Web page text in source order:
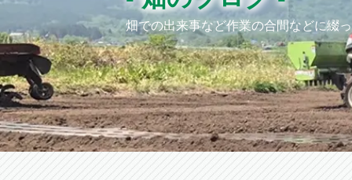
畑での出来事など作業の合間などに綴